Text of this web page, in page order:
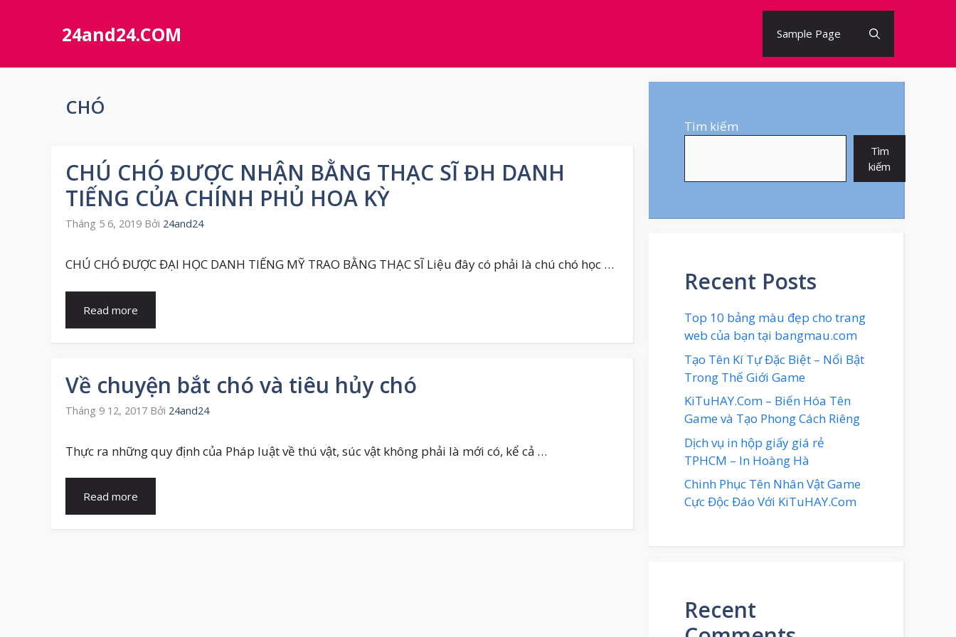
24and24.COM Sample Page
CHÓ
CHÚ CHÓ ĐƯỢC NHẬN BẰNG THẠC SĨ ĐH DANH
TIẾNG CỦA CHÍNH PHỦ HOA KỲ
Tháng 5 6, 2019 Bởi 24and24
CHÚ CHÓ ĐƯỢC ĐẠI HỌC DANH TIẾNG MỸ TRAO BẰNG THẠC SĨ Liệu đây có phải là chú chó học …
Read more
Về chuyện bắt chó và tiêu hủy chó
Tháng 9 12, 2017 Bởi 24and24
Thực ra những quy định của Pháp luật về thú vật, súc vật không phải là mới có, kể cả …
Read more
Tìm kiếm
Tìm
kiếm
Recent Posts
Top 10 bảng màu đẹp cho trang
web của bạn tại bangmau.com
Tạo Tên Kí Tự Đặc Biệt – Nổi Bật
Trong Thế Giới Game
KiTuHAY.Com – Biến Hóa Tên
Game và Tạo Phong Cách Riêng
Dịch vụ in hộp giấy giá rẻ
TPHCM – In Hoàng Hà
Chinh Phục Tên Nhân Vật Game
Cực Độc Đáo Với KiTuHAY.Com
Recent